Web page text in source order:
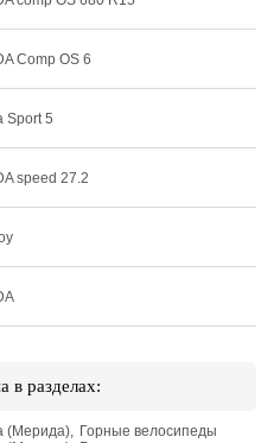
Comp OS 6
Sport 5
speed 27.2
в разделах:
(Мерида), Горные велосипеды